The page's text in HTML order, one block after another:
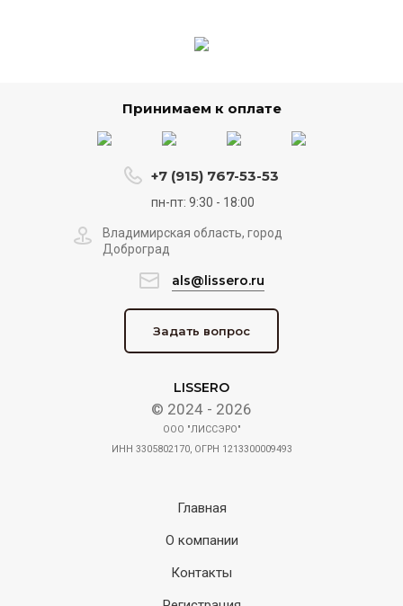
Принимаем к оплате
LISSERO
© 2024 - 2026
ООО "ЛИССЭРО"
ИНН 3305802170, ОГРН 1213300009493
+7 (915) 767-53-53
пн-пт: 9:30 - 18:00
Владимирская область, город
Доброград
als@lissero.ru
Задать вопрос
Главная
О компании
Контакты